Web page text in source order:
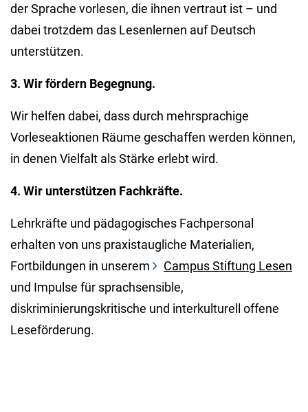
der Sprache vorlesen, die ihnen vertraut ist – und
dabei trotzdem das Lesenlernen auf Deutsch
unterstützen.
3. Wir fördern Begegnung.
Wir helfen dabei, dass durch mehrsprachige
Vorleseaktionen Räume geschaffen werden können,
in denen Vielfalt als Stärke erlebt wird.
4. Wir unterstützen Fachkräfte.
Lehrkräfte und pädagogisches Fachpersonal
erhalten von uns praxistaugliche Materialien,
Fortbildungen in unserem
Campus Stiftung Lesen
und Impulse für sprachsensible,
diskriminierungskritische und interkulturell offene
Leseförderung.